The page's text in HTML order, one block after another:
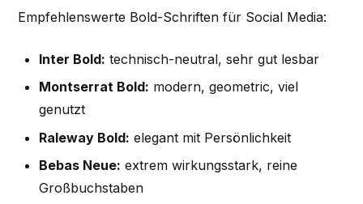
Empfehlenswerte Bold-Schriften für Social Media:
Inter Bold: technisch-neutral, sehr gut lesbar
Montserrat Bold: modern, geometric, viel
genutzt
Raleway Bold: elegant mit Persönlichkeit
Bebas Neue: extrem wirkungsstark, reine
Großbuchstaben